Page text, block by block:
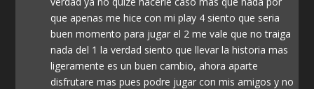
que apenas me hice con mi play 4 siento que seria
buen momento para jugar el 2 me vale que no traiga
nada del 1 la verdad siento que llevar la historia mas
ligeramente es un buen cambio, ahora aparte
disfrutare mas pues podre jugar con mis amigos y no